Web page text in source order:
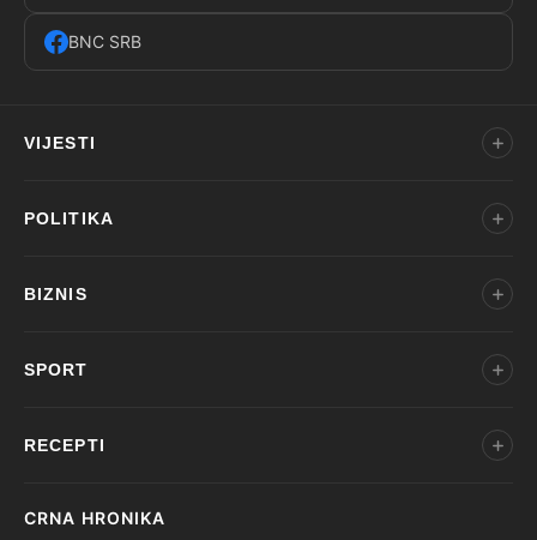
BNC SRB
VIJESTI
POLITIKA
BIZNIS
SPORT
RECEPTI
CRNA HRONIKA